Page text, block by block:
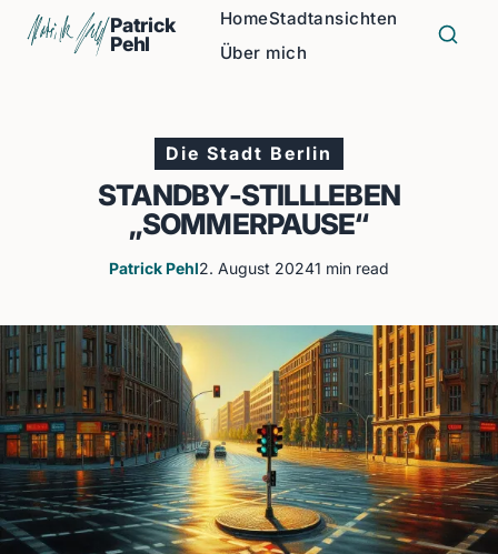
Patrick
Pehl
HomeStadtansichten
Über mich
Die Stadt Berlin
STANDBY-STILLLEBEN
„SOMMERPAUSE“
Patrick Pehl2. August 20241 min read